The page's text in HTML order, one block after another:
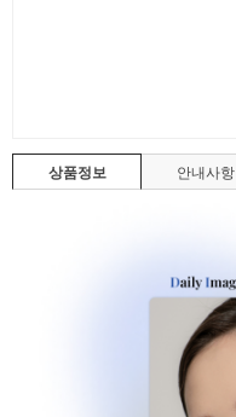
상품정보 안내사항